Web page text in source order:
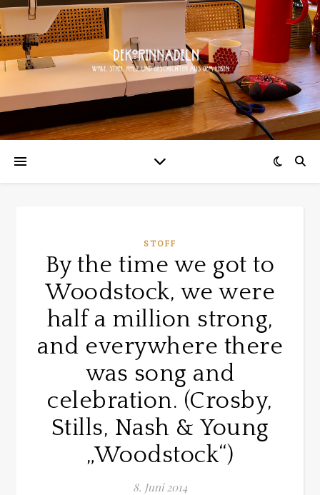
STOFF
By the time we got to
Woodstock, we were
half a million strong,
and everywhere there
was song and
celebration. (Crosby,
Stills, Nash & Young
„Woodstock“)
8. Juni 2014